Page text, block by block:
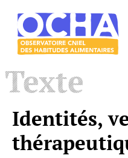
mangeur
Ocha
Texte
Identités,